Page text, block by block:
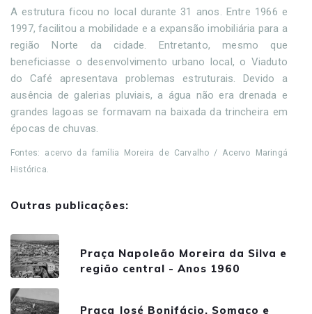
A estrutura ficou no local durante 31 anos. Entre 1966 e
1997, facilitou a mobilidade e a expansão imobiliária para a
região Norte da cidade. Entretanto, mesmo que
beneficiasse o desenvolvimento urbano local, o Viaduto
do Café apresentava problemas estruturais. Devido a
ausência de galerias pluviais, a água não era drenada e
grandes lagoas se formavam na baixada da trincheira em
épocas de chuvas.
Fontes: acervo da família Moreira de Carvalho / Acervo Maringá
Histórica.
Outras publicações:
Praça Napoleão Moreira da Silva e
região central - Anos 1960
Praça José Bonifácio, Somaco e